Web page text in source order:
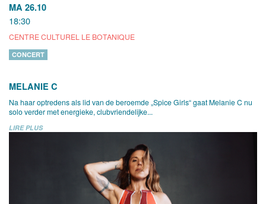
MA 26.10
18:30
CENTRE CULTUREL LE BOTANIQUE
CONCERT
MELANIE C
Na haar optredens als lid van de beroemde „Spice Girls“ gaat Melanie C nu
solo verder met energieke, clubvriendelijke...
LIRE PLUS